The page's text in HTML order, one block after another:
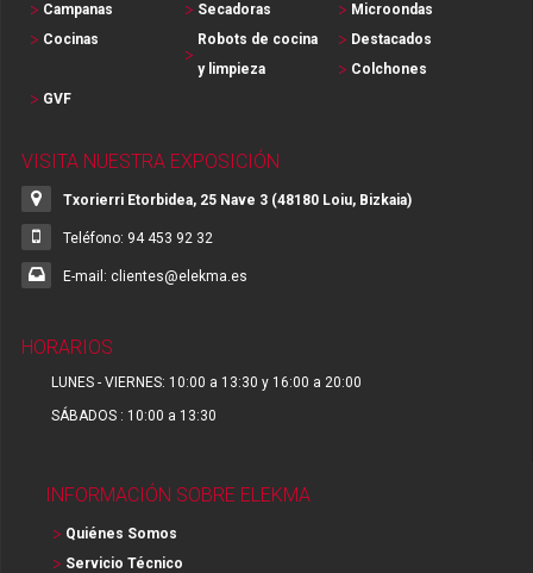
Campanas
Secadoras
Microondas
Cocinas
Robots de cocina
y limpieza
Destacados
Colchones
GVF
VISITA NUESTRA EXPOSICIÓN
Txorierri Etorbidea, 25 Nave 3 (48180 Loiu, Bizkaia)
Teléfono: 94 453 92 32
E-mail: clientes@elekma.es
HORARIOS
LUNES - VIERNES: 10:00 a 13:30 y 16:00 a 20:00
SÁBADOS : 10:00 a 13:30
INFORMACIÓN SOBRE ELEKMA
Quiénes Somos
Servicio Técnico